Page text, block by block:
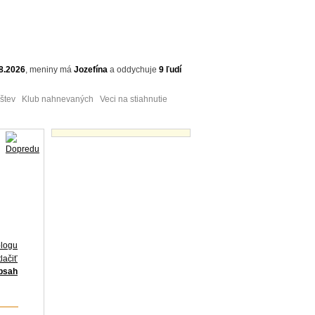
, meniny má Jozefína a oddychuje 9 ľudí
Klub nahnevaných Veci na stiahnutie